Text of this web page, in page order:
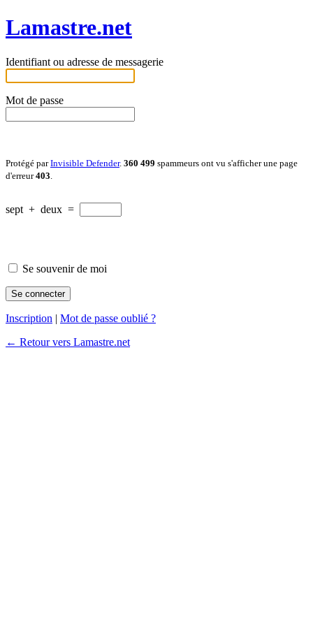
Lamastre.net
Identifiant ou adresse de messagerie
Mot de passe
Protégé parInvisible Defender. 360 499 spammeurs ont vu s'afficher une page
d'erreur403
sept + deux =
Se souvenir de moi
Inscription | Mot de passe oublié ?
← Retour vers Lamastre.net